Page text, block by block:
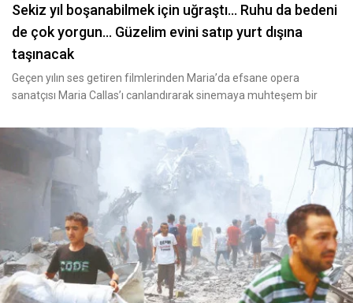
Sekiz yıl boşanabilmek için uğraştı… Ruhu da bedeni
de çok yorgun… Güzelim evini satıp yurt dışına
taşınacak
Geçen yılın ses getiren filmlerinden Maria’da efsane opera
sanatçısı Maria Callas’ı canlandırarak sinemaya muhteşem bir